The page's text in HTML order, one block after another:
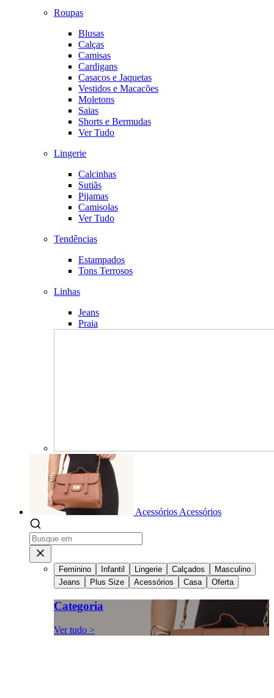
Roupas
Blusas
Calças
Camisas
Cardigans
Casacos e Jaquetas
Vestidos e Macacões
Moletons
Saias
Shorts e Bermudas
Ver Tudo
Lingerie
Calcinhas
Sutiãs
Pijamas
Camisolas
Ver Tudo
Tendências
Estampados
Tons Terrosos
Linhas
Jeans
Praia
Acessórios Acessórios
Feminino Infantil Lingerie Calçados
Masculino
Jeans
Plus Size Acessórios Casa Oferta
Categoria
Ver tudo >